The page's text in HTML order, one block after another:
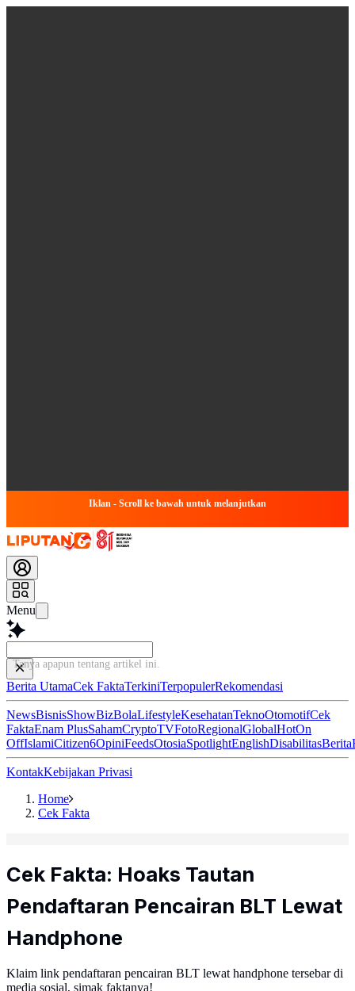
Iklan - Scroll ke bawah untuk melanjutkan
Menu
Tanya apapun tentang artikel ini.
Berita UtamaCek FaktaTerkiniTerpopulerRekomendasi
NewsBisnisShowBizBolaLifestyleKesehatanTeknoOtomotifCek
FaktaEnam PlusSahamCryptoTVFotoRegionalGlobalHotOn
OffIslamiCitizen6OpiniFeedsOtosiaSpotlightEnglishDisabilitasBerita
KontakKebijakan Privasi
Home
Cek Fakta
Cek Fakta: Hoaks Tautan
Pendaftaran Pencairan BLT Lewat
Handphone
Klaim link pendaftaran pencairan BLT lewat handphone tersebar di
media sosial, simak faktanya!